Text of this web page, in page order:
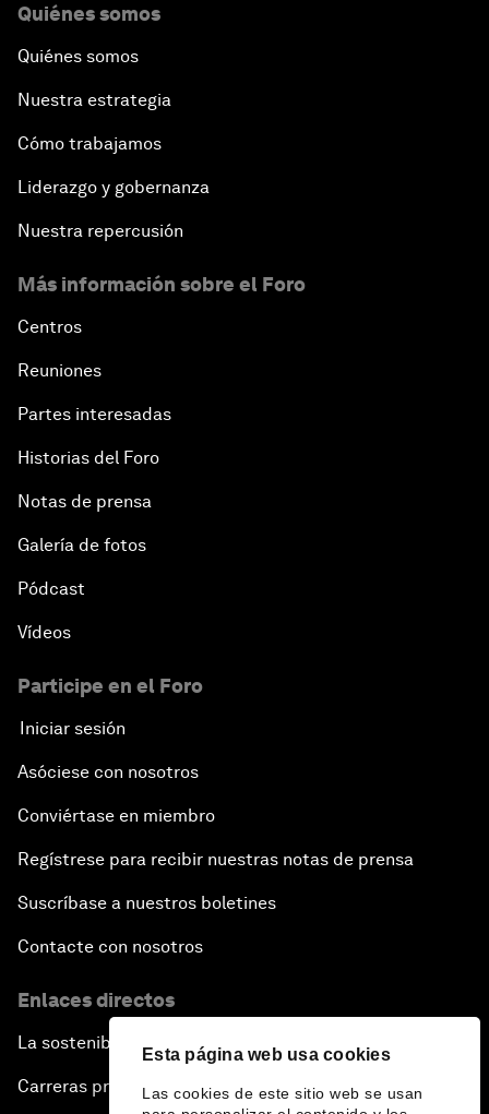
Esta página web usa cookies
Las cookies de este sitio web se usan
Quiénes somos
Quiénes somos
Nuestra estrategia
Cómo trabajamos
Liderazgo y gobernanza
Nuestra repercusión
Más información sobre el Foro
Centros
Reuniones
Partes interesadas
Historias del Foro
Notas de prensa
Galería de fotos
Pódcast
Vídeos
Participe en el Foro
Iniciar sesión
Asóciese con nosotros
Conviértase en miembro
Regístrese para recibir nuestras notas de prensa
Suscríbase a nuestros boletines
Contacte con nosotros
Enlaces directos
La sostenibilidad en el Foro
Carreras profesionales